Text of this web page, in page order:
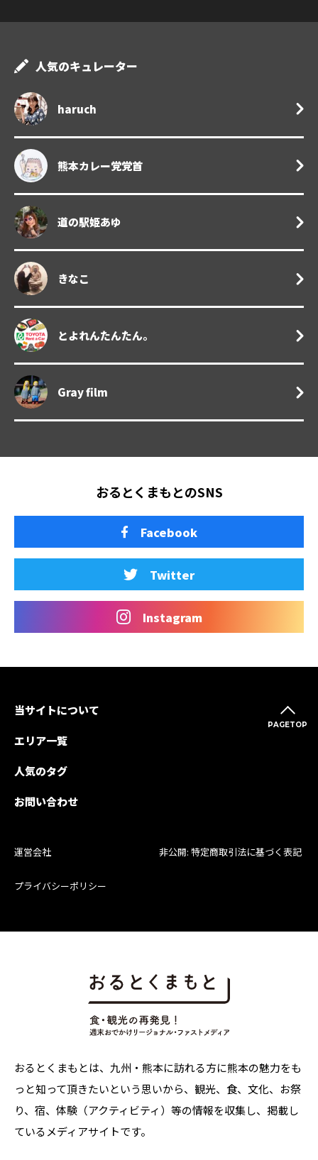
人気のキュレーター
haruch
熊本カレー党党首
道の駅姫あゆ
きなこ
とよれんたんたん。
Gray film
おるとくまもとのSNS
Facebook
Twitter
Instagram
PAGETOP
当サイトについて
エリア一覧
人気のタグ
お問い合わせ
運営会社 非公開: 特定商取引法に基づく表記
プライバシーポリシー
おるとくまもとは、九州・熊本に訪れる方に熊本の魅力をも
っと知って頂きたいという思いから、観光、食、文化、お祭
り、宿、体験（アクティビティ）等の情報を収集し、掲載し
ているメディアサイトです。